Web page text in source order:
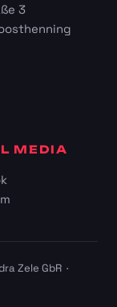
3
MEDIA
Zele GbR ·